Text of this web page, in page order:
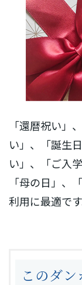
「還暦祝い」
い」、「誕生
い」、「ご入
「母の日」、
利用に最適です
このダ